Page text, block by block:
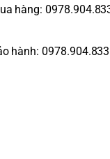
hàng:
hành: